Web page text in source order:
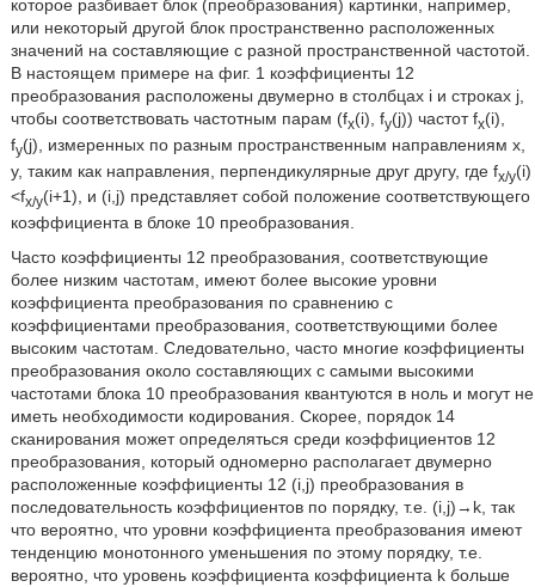
которое разбивает блок (преобразования) картинки, например,
или некоторый другой блок пространственно расположенных
значений на составляющие с разной пространственной частотой.
В настоящем примере на фиг. 1 коэффициенты 12
преобразования расположены двумерно в столбцах i и строках j,
чтобы соответствовать частотным парам (fx(i), fy(j)) частот fx(i),
fy(j), измеренных по разным пространственным направлениям x,
y, таким как направления, перпендикулярные друг другу, где fx/y(i)
<fx/y(i+1), и (i,j) представляет собой положение соответствующего
коэффициента в блоке 10 преобразования.
Часто коэффициенты 12 преобразования, соответствующие
более низким частотам, имеют более высокие уровни
коэффициента преобразования по сравнению с
коэффициентами преобразования, соответствующими более
высоким частотам. Следовательно, часто многие коэффициенты
преобразования около составляющих с самыми высокими
частотами блока 10 преобразования квантуются в ноль и могут не
иметь необходимости кодирования. Скорее, порядок 14
сканирования может определяться среди коэффициентов 12
преобразования, который одномерно располагает двумерно
расположенные коэффициенты 12 (i,j) преобразования в
последовательность коэффициентов по порядку, т.е. (i,j)→k, так
что вероятно, что уровни коэффициента преобразования имеют
тенденцию монотонного уменьшения по этому порядку, т.е.
вероятно, что уровень коэффициента коэффициента k больше